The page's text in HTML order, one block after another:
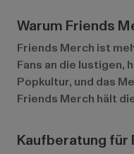
Warum Friends
Friends Merch ist
Fans an die lustigen,
Popkultur, und das
Friends Merch hält
Kaufberatung für